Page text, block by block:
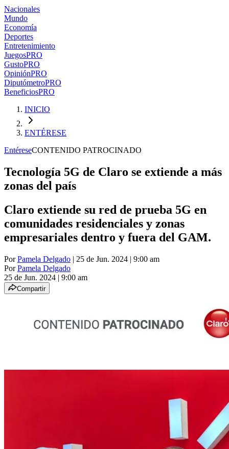
Nacionales
Mundo
Economía
Deportes
Entretenimiento
JuegosPRO
GustoPRO
OpiniónPRO
DiputómetroPRO
BeneficiosPRO
INICIO
ENTÉRESE
EntéreseCONTENIDO PATROCINADO
Tecnología 5G de Claro se extiende a más
zonas del país
Claro extiende su red de prueba 5G en
comunidades residenciales y zonas
empresariales dentro y fuera del GAM.
PorPamela Delgado | 25 de Jun. 2024 | 9:00 am
PorPamela Delgado
25 de Jun. 2024 | 9:00 am
Compartir